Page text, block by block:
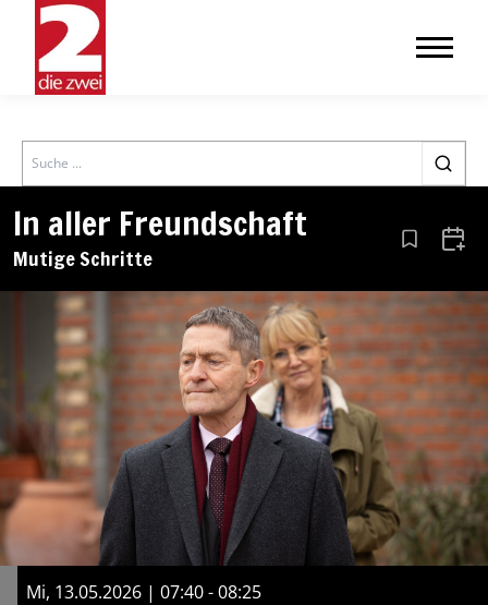
Search
In aller Freundschaft
Mutige Schritte Aus den
Mi, 13.05.2026 | 07:40 - 08:25